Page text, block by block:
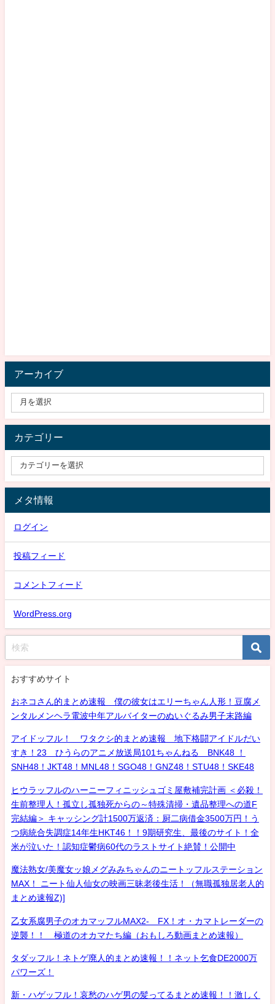
アーカイブ
カテゴリー
メタ情報
ログイン
投稿フィード
コメントフィード
WordPress.org
おすすめサイト
おネコさん的まとめ速報 僕の彼女はエリーちゃん人形！豆腐メ
ンタルメンヘラ電波中年アルバイターのぬいぐるみ男子末路編
アイドッフル！ ワタクシ的まとめ速報 地下格闘アイドルだい
すき！23 ひうらのアニメ放送局101ちゃんねる BNK48 ！
SNH48！JKT48！MNL48！SGO48！GNZ48！STU48！SKE48
ヒウラッフルのハーニーフィニッシュゴミ屋敷補完計画 ＜必殺！
生前整理人！孤立し孤独死からの～特殊清掃・遺品整理への道F
完結編＞ キャッシング計1500万返済：厨二病借金3500万円！う
つ病統合失調症14年生HKT46！！9期研究生、最後のサイト！全
米が泣いた！認知症鬱病60代のラストサイト絶賛！公開中
魔法熟女/美魔女ッ娘メグみみちゃんのニートッフルステーション
MAX！ ニート仙人仙女の映画三昧老後生活！（無職孤独居老人的
まとめ速報Z)]
乙女系腐男子のオカマッフルMAX2- FX！オ・カマトレーダーの
逆襲！！ 極道のオカマたち編（おもしろ動画まとめ速報）
タダッフル！ネトゲ廃人的まとめ速報！！ネット乞食DE2000万
パワーズ！
新・ハゲッフル！哀愁のハゲ男の髪ってるまとめ速報！！激しく